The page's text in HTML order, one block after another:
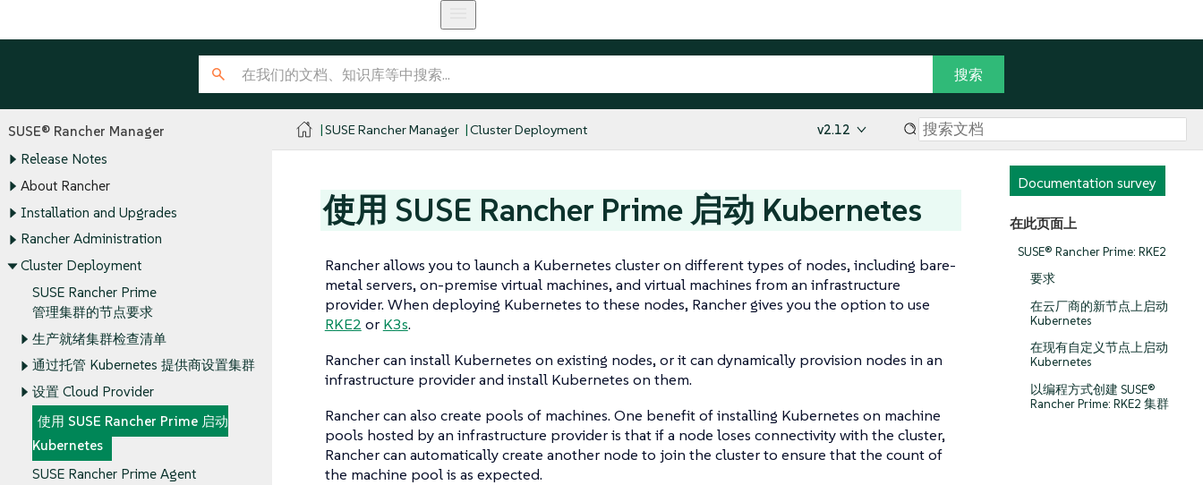
SUSE® Rancher Manager
Release Notes
About Rancher
Installation and Upgrades
Rancher Administration
Cluster Deployment
SUSE Rancher Prime
管理集群的节点要求
生产就绪集群检查清单
通过托管 Kubernetes 提供商设置集群
设置 Cloud Provider
使用 SUSE Rancher Prime 启动
Kubernetes
SUSE Rancher Prime Agent
SUSE Rancher Manager Cluster Deployment v2.12
Documentation survey
在此页面上
SUSE® Rancher Prime: RKE2
要求
在云厂商的新节点上启动
Kubernetes
在现有自定义节点上启动
Kubernetes
以编程方式创建 SUSE®
Rancher Prime: RKE2 集群
使用 SUSE Rancher Prime 启动 Kubernetes
Rancher allows you to launch a Kubernetes cluster on different types of nodes, including bare-
metal servers, on-premise virtual machines, and virtual machines from an infrastructure
provider. When deploying Kubernetes to these nodes, Rancher gives you the option to use
RKE2 or K3s.
Rancher can install Kubernetes on existing nodes, or it can dynamically provision nodes in an
infrastructure provider and install Kubernetes on them.
Rancher can also create pools of machines. One benefit of installing Kubernetes on machine
pools hosted by an infrastructure provider is that if a node loses connectivity with the cluster,
Rancher can automatically create another node to join the cluster to ensure that the count of
the machine pool is as expected.